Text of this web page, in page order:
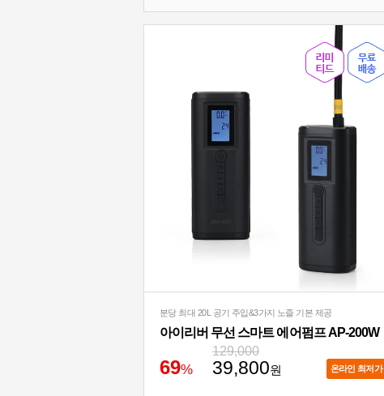
분당 최대 20L 공기 주입&3가지 노즐 기본 제공
아이리버 무선 스마트 에어펌프 AP-200W
69%
129,000
39,800원 온라인 최저가